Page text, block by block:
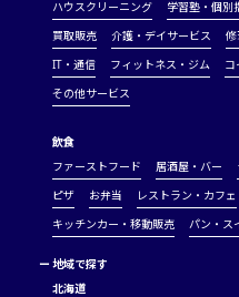
ハウスクリーニング
学習塾・個別
買取販売
介護・デイサービス 修
IT・通信
フィットネス・ジム コ
その他サービス
飲食
ファーストフード
居酒屋・バー
ピザ
お弁当 レストラン・カフェ
キッチンカー・移動販売
パン・ス
ー 地域で探す
北海道